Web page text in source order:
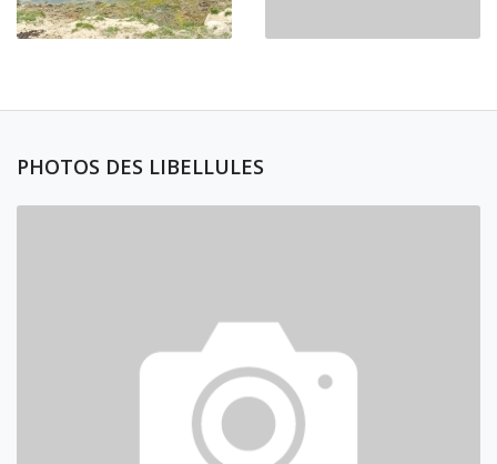
PHOTOS DES LIBELLULES